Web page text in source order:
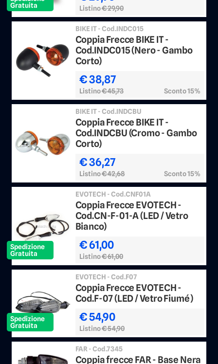
Gratuita
Listino€ 29,90
BIKE IT - Cod.INDC015
Coppia Frecce BIKE IT -
Cod.INDC015 (Nero - Gambo
Corto)
€ 38,87
Listino€ 45,73 Sconto 15%
BIKE IT - Cod.INDCBU
Coppia Frecce BIKE IT -
Cod.INDCBU (Cromo - Gambo
Corto)
€ 36,27
Listino€ 42,68 Sconto 15%
Spedizione
Gratuita
EVOTECH - Cod.CNF01A
Coppia Frecce EVOTECH -
Cod.CN-F-01-A (LED / Vetro
Bianco)
€ 61,00
Listino€ 61,00
Spedizione
Gratuita
EVOTECH - Cod.F07
Coppia Frecce EVOTECH -
Cod.F-07 (LED / Vetro Fiumé)
€ 54,90
Listino€ 54,90
FAR - Cod.7345
Coppia frecce FAR - Base Nera